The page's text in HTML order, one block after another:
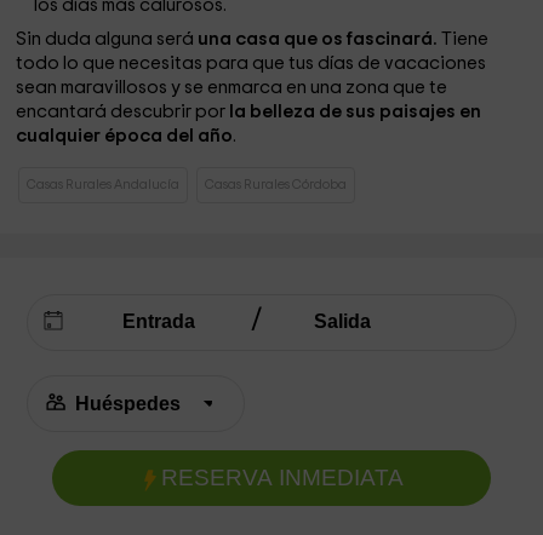
los días más calurosos.
Sin duda alguna será una casa que os fascinará. Tiene
todo lo que necesitas para que tus días de vacaciones
sean maravillosos y se enmarca en una zona que te
encantará descubrir por la belleza de sus paisajes en
cualquier época del año.
Casas Rurales Andalucía Casas Rurales Córdoba
RESERVA INMEDIATA